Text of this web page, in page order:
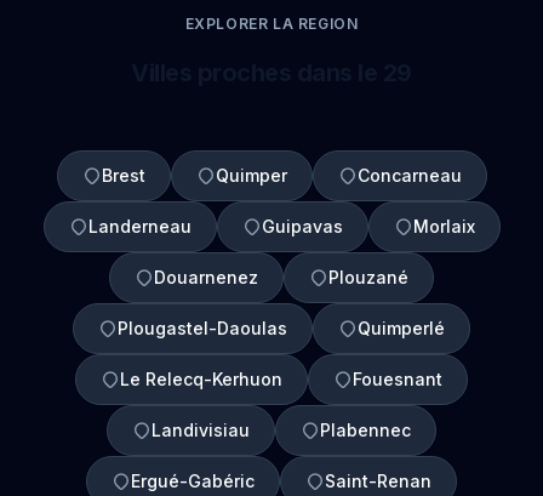
EXPLORER LA REGION
Brest Quimper Concarneau
Landerneau Guipavas Morlaix
Douarnenez Plouzané
Plougastel-Daoulas Quimperlé
Le Relecq-Kerhuon Fouesnant
Landivisiau Plabennec
Ergué-Gabéric Saint-Renan